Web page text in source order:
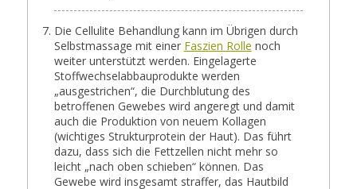
Die Cellulite Behandlung kann im Übrigen durch
Selbstmassage mit einer Faszien Rolle noch
weiter unterstützt werden. Eingelagerte
Stoffwechselabbauprodukte werden
„ausgestrichen“, die Durchblutung des
betroffenen Gewebes wird angeregt und damit
auch die Produktion von neuem Kollagen
(wichtiges Strukturprotein der Haut). Das führt
dazu, dass sich die Fettzellen nicht mehr so
leicht „nach oben schieben“ können. Das
Gewebe wird insgesamt straffer, das Hautbild